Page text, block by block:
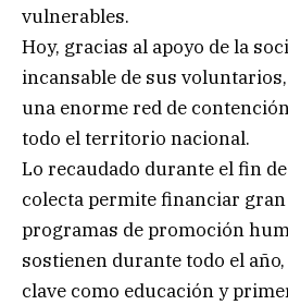
vulnerables.
Hoy, gracias al apoyo de la
incansable de sus
una enorme red de
todo el territorio nacional.
Lo recaudado durante el fin
colecta permite financiar gran
programas de promoción
sostienen durante todo el
clave como educación y